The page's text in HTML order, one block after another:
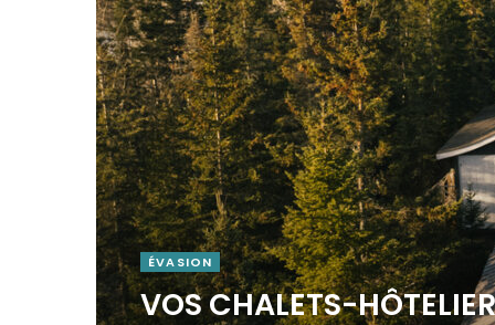
ÉVASION
VOS CHALETS-